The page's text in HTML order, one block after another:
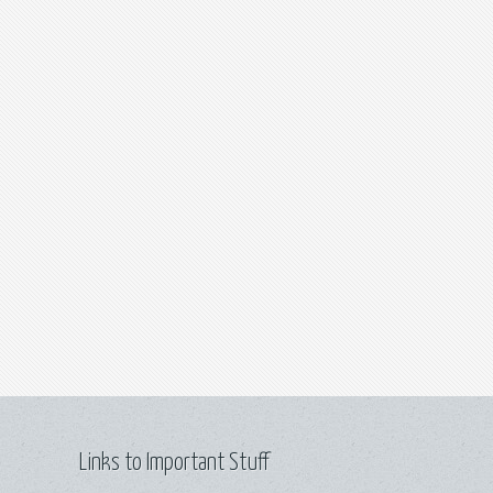
Links to Important Stuff